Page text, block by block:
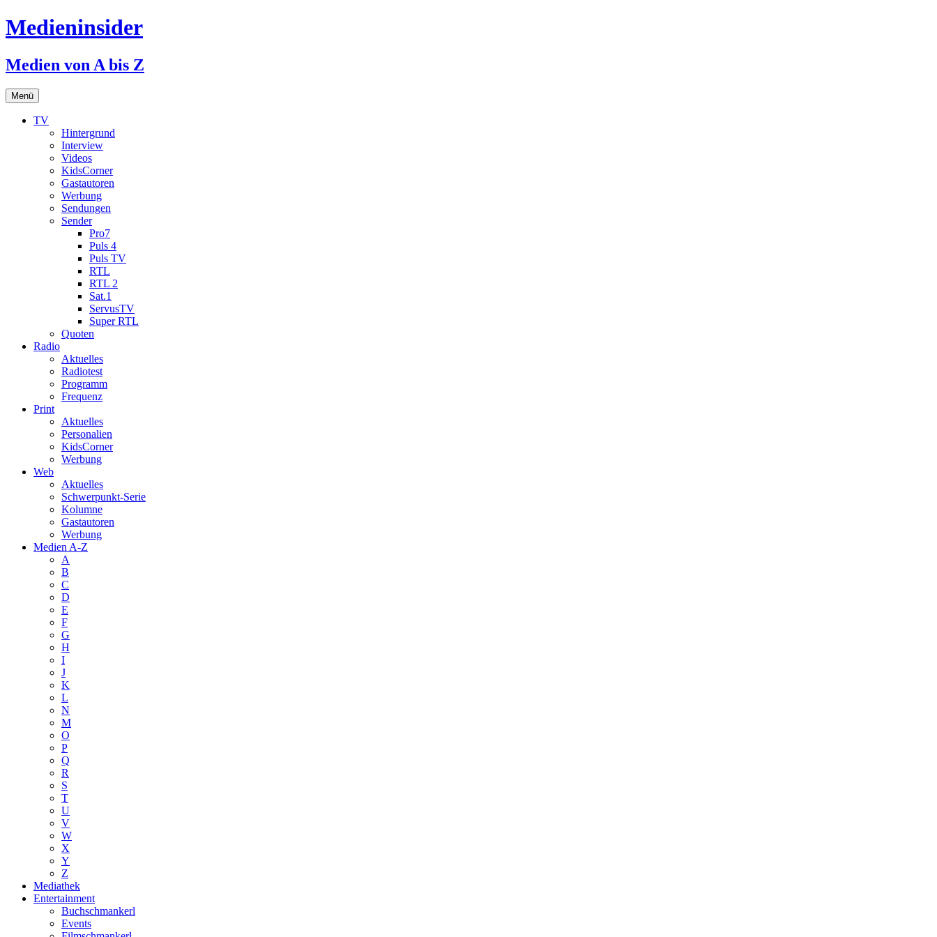
Medieninsider
Medien von A bis Z
Menü Zum
Inhalt
springen
TV
Hintergrund
Interview
Videos
KidsCorner
Gastautoren
Werbung
Sendungen
Sender
Pro7
Puls 4
Puls TV
RTL
RTL 2
Sat.1
ServusTV
Super RTL
Quoten
Radio
Aktuelles
Radiotest
Programm
Frequenz
Print
Aktuelles
Personalien
KidsCorner
Werbung
Web
Aktuelles
Schwerpunkt-Serie
Kolumne
Gastautoren
Werbung
Medien A-Z
A
B
C
D
E
F
G
H
I
J
K
L
N
M
O
P
Q
R
S
T
U
V
W
X
Y
Z
Mediathek
Entertainment
Buchschmankerl
Events